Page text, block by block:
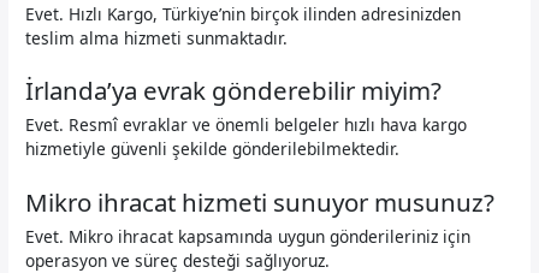
Evet. Hızlı Kargo, Türkiye’nin birçok ilinden adresinizden
teslim alma hizmeti sunmaktadır.
İrlanda’ya evrak gönderebilir miyim?
Evet. Resmî evraklar ve önemli belgeler hızlı hava kargo
hizmetiyle güvenli şekilde gönderilebilmektedir.
Mikro ihracat hizmeti sunuyor musunuz?
Evet. Mikro ihracat kapsamında uygun gönderileriniz için
operasyon ve süreç desteği sağlıyoruz.